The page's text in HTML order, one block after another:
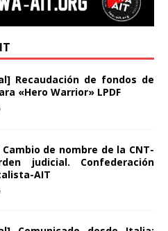
Recaudación de fondos de
«Hero Warrior» LPDF
de nombre de la CNT-
judicial. Confederación
AIT